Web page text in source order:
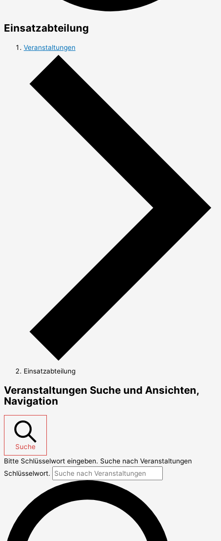
Einsatzabteilung
Veranstaltungen
Einsatzabteilung
Veranstaltungen
Veranstaltungen Suche und Ansichten,
Navigation
Suche
Bitte Schlüsselwort eingeben. Suche nach Veranstaltungen
Schlüsselwort.